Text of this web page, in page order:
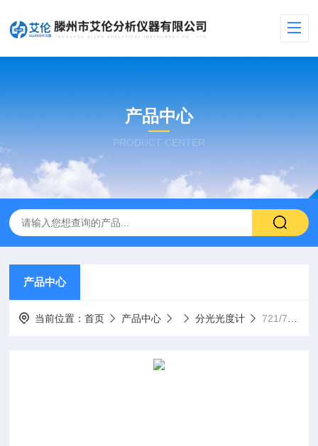
产品中心
PRODUCT CENTER
产品中心
当前位置：首页 产品中心 分光光度计 721/722系列可见分光光度计山东供应